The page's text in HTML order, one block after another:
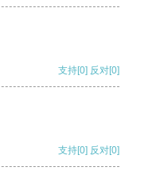
支持[0] 反对[0]
支持[0] 反对[0]